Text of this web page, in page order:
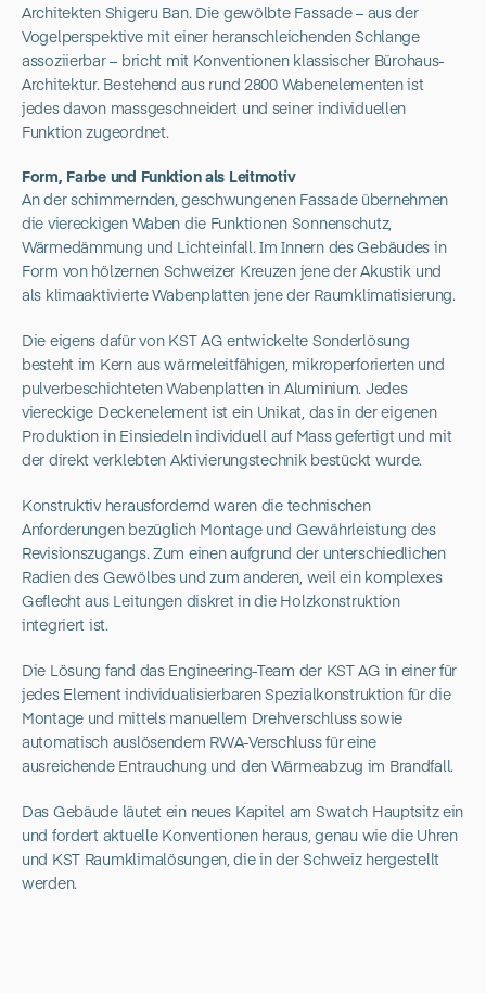
Architekten Shigeru Ban. Die gewölbte Fassade – aus der
Vogelperspektive mit einer heranschleichenden Schlange
assoziierbar – bricht mit Konventionen klassischer Bürohaus-
Architektur. Bestehend aus rund 2800 Wabenelementen ist
jedes davon massgeschneidert und seiner individuellen
Funktion zugeordnet.
Form, Farbe und Funktion als Leitmotiv
An der schimmernden, geschwungenen Fassade übernehmen
die viereckigen Waben die Funktionen Sonnenschutz,
Wärmedämmung und Lichteinfall. Im Innern des Gebäudes in
Form von hölzernen Schweizer Kreuzen jene der Akustik und
als klimaaktivierte Wabenplatten jene der Raumklimatisierung.
Die eigens dafür von KST AG entwickelte Sonderlösung
besteht im Kern aus wärmeleitfähigen, mikroperforierten und
pulverbeschichteten Wabenplatten in Aluminium. Jedes
viereckige Deckenelement ist ein Unikat, das in der eigenen
Produktion in Einsiedeln individuell auf Mass gefertigt und mit
der direkt verklebten Aktivierungstechnik bestückt wurde.
Konstruktiv herausfordernd waren die technischen
Anforderungen bezüglich Montage und Gewährleistung des
Revisionszugangs. Zum einen aufgrund der unterschiedlichen
Radien des Gewölbes und zum anderen, weil ein komplexes
Geflecht aus Leitungen diskret in die Holzkonstruktion
integriert ist.
Die Lösung fand das Engineering-Team der KST AG in einer für
jedes Element individualisierbaren Spezialkonstruktion für die
Montage und mittels manuellem Drehverschluss sowie
automatisch auslösendem RWA-Verschluss für eine
ausreichende Entrauchung und den Wärmeabzug im Brandfall.
Das Gebäude läutet ein neues Kapitel am Swatch Hauptsitz ein
und fordert aktuelle Konventionen heraus, genau wie die Uhren
und KST Raumklimalösungen, die in der Schweiz hergestellt
werden.